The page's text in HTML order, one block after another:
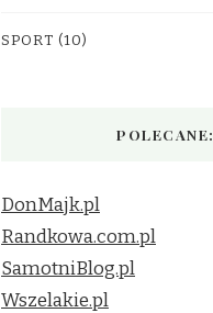
SPORT (10)
POLECANE:
DonMajk.pl
Randkowa.com.pl
SamotniBlog.pl
Wszelakie.pl